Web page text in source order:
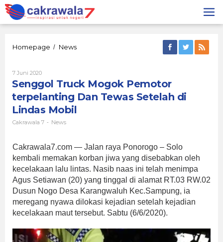
Lewati
ke
konten
Homepage / NewsSenggol
terpelanting
Tewas
7 Juni 2020Oleh
Cakrawala
7
Senggol Truck Mogok Pemotor
terpelanting Dan Tewas Setelah di
Lindas Mobil
Cakrawala 7 - News
Cakrawala7.com — Jalan raya Ponorogo – Solo
kembali memakan korban jiwa yang disebabkan oleh
kecelakaan lalu lintas. Nasib naas ini telah menimpa
Agus Setiawan (20) yang tinggal di alamat RT.03 RW.02
Dusun Nogo Desa Karangwaluh Kec.Sampung, ia
meregang nyawa dilokasi kejadian setelah kejadian
kecelakaan maut tersebut. Sabtu (6/6/2020).